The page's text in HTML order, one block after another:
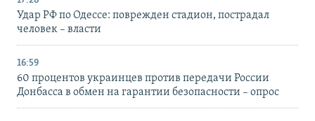
Удар РФ по Одессе: поврежден стадион, пострадал
человек – власти
16:59
60 процентов украинцев против передачи России
Донбасса в обмен на гарантии безопасности – опрос